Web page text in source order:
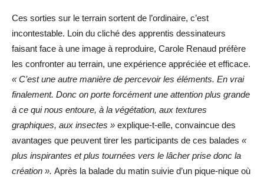
Ces sorties sur le terrain sortent de l’ordinaire, c’est
incontestable. Loin du cliché des apprentis dessinateurs
faisant face à une image à reproduire, Carole Renaud préfère
les confronter au terrain, une expérience appréciée et efficace.
« C’est une autre manière de percevoir les éléments. En vrai
finalement. Donc on porte forcément une attention plus grande
à ce qui nous entoure, à la végétation, aux textures
graphiques, aux insectes » explique-t-elle, convaincue des
avantages que peuvent tirer les participants de ces balades «
plus inspirantes et plus tournées vers le lâcher prise donc la
création ». Après la balade du matin suivie d’un pique-nique où